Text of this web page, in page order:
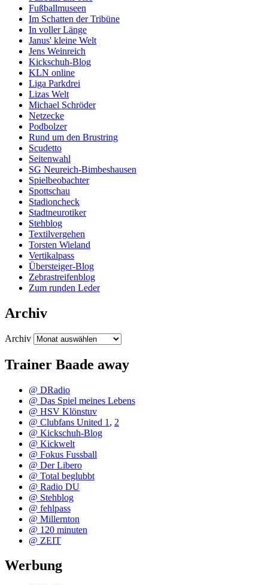
Fußballmuseen
Im Schatten der Tribüne
In voller Länge
Janus' kleine Welt
Jens Weinreich
Kickschuh-Blog
KLN online
Liga Parkdrei
Lizas Welt
Michael Schröder
Netzecke
Podbolzer
Rund um den Brustring
Scudetto
Seitenwahl
SG Neureich-Bimbeshausen
Spielbeobachter
Spottschau
Stadioncheck
Stadtneurotiker
Stehblog
Textilvergehen
Torsten Wieland
Vertikalpass
Übersteiger-Blog
Zebrastreifenblog
Zum runden Leder
Archiv
Archiv
Trainer Baade away
@ DRadio
@ Das Spiel meines Lebens
@ HSV Klönstuv
@ Clubfans United 1 , 2
@ Kickschuh-Blog
@ Kickwelt
@ Fokus Fussball
@ Der Libero
@ Total beglubbt
@ Radio DU
@ Stehblog
@ fehlpass
@ Millernton
@ 120 minuten
@ ZEIT
Werbung